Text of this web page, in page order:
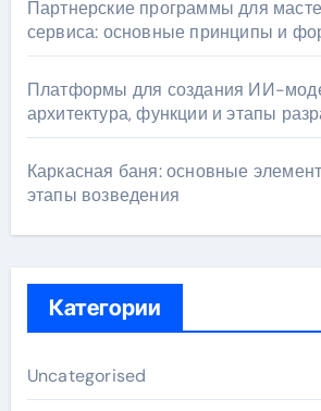
Партнерские программы для
сервиса: основные принципы и
Платформы для создания ИИ-
архитектура, функции и этапы
Каркасная баня: основные
этапы возведения
Категории
Uncategorised